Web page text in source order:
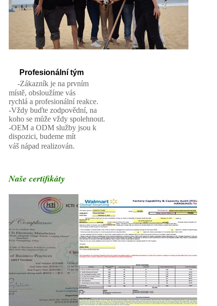
Profesionální tým
-Zákazník je na prvním
místě, obsloužíme vás
rychlá a profesionální reakce.
-Vždy buďte zodpovědní, na
koho se může vždy spolehnout.
-OEM a ODM služby jsou k
dispozici, budeme mít
váš nápad realizován.
Naše certifikáty